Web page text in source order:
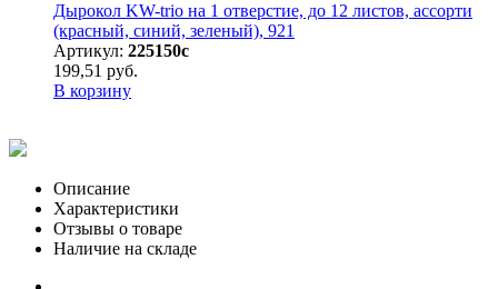
Дырокол KW-trio на 1 отверстие, до 12 листов, ассорти
(красный, синий, зеленый), 921
Артикул: 225150с
199,51 руб.
В корзину
Описание
Характеристики
Отзывы о товаре
Наличие на складе